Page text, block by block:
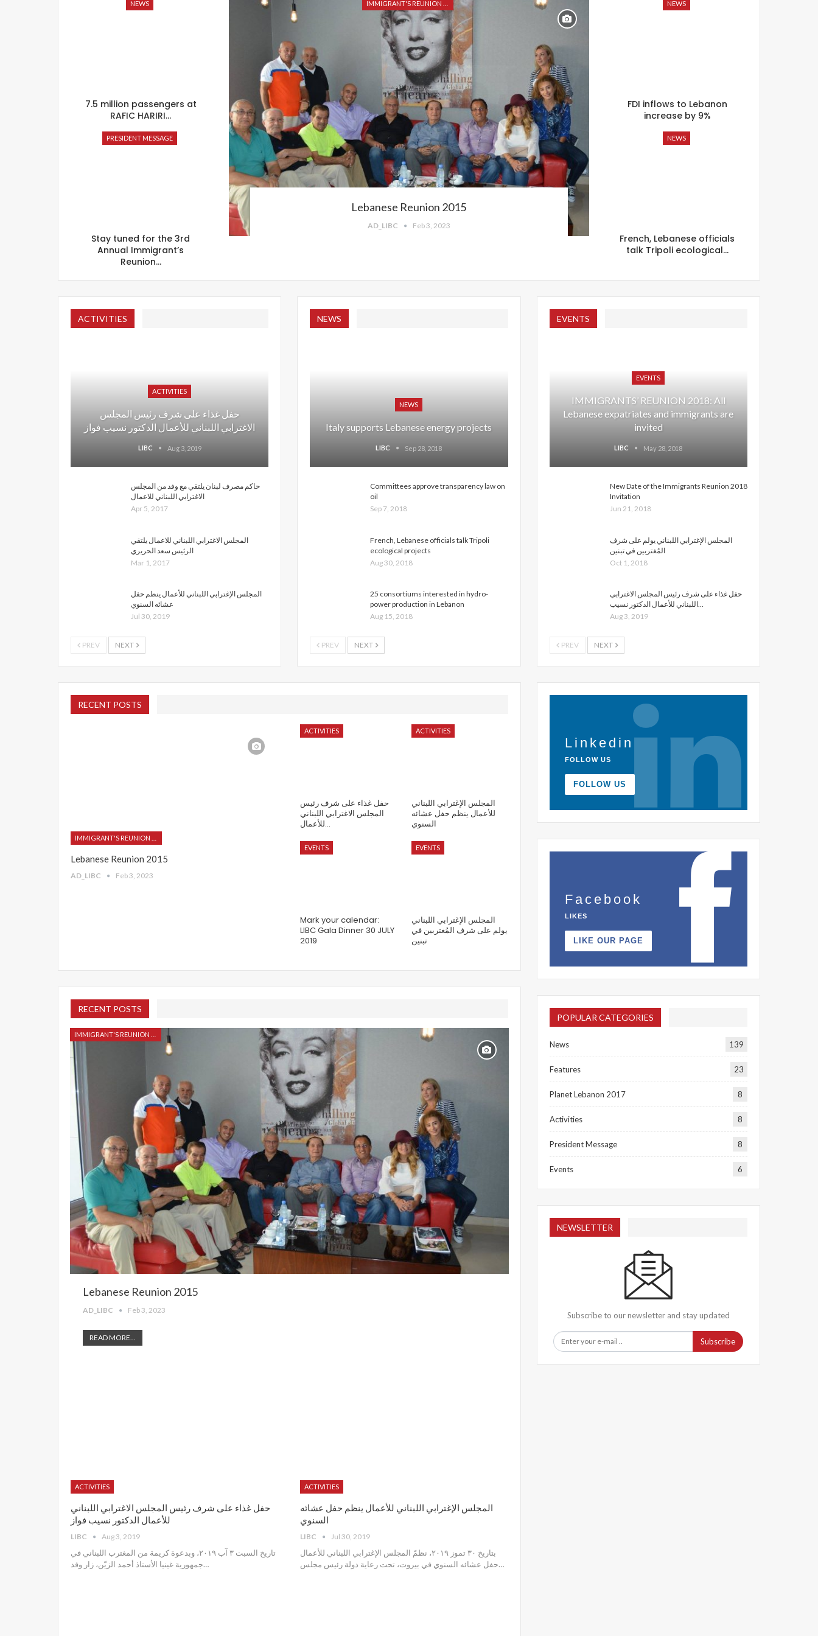
Lebanese Reunion 2015
AD_LIBC Feb 3, 2023
NEWS
7.5 million passengers at
RAFIC HARIRI…
PRESIDENT MESSAGE
Stay tuned for the 3rd
Annual Immigrant’s
Reunion…
NEWS
FDI inflows to Lebanon
increase by 9%
NEWS
French, Lebanese officials
talk Tripoli ecological…
ACTIVITIES
ACTIVITIES
حفل غذاء على شرف رئيس المجلس
الاغترابي اللبناني للأعمال الدكتور نسيب فواز
LIBC Aug 3, 2019
حاكم مصرف لبنان يلتقي مع وفد من المجلس
الاغترابي اللبناني للاعمال
Apr 5, 2017
المجلس الاغترابي اللبناني للاعمال يلتقي
الرئيس سعد الحريري
Mar 1, 2017
المجلس الإغترابي اللبناني للأعمال ينظم حفل
عشائه السنوي
Jul 30, 2019
PREV NEXT
NEWS
NEWS
Italy supports Lebanese energy projects
LIBC Sep 28, 2018
Committees approve transparency law on
oil
Sep 7, 2018
French, Lebanese officials talk Tripoli
ecological projects
Aug 30, 2018
25 consortiums interested in hydro-
power production in Lebanon
Aug 15, 2018
PREV NEXT
EVENTS
EVENTS
IMMIGRANTS’ REUNION 2018: All
Lebanese expatriates and immigrants are
invited
LIBC May 28, 2018
New Date of the Immigrants Reunion 2018
Invitation
Jun 21, 2018
المجلس الإغترابي اللبناني يولم على شرف
المُغتربين في تبنين
Oct 1, 2018
حفل غذاء على شرف رئيس المجلس الاغترابي
اللبناني للأعمال الدكتور نسيب…
Aug 3, 2019
PREV NEXT
RECENT POSTS
Lebanese Reunion 2015
AD_LIBC Feb 3, 2023
ACTIVITIES
حفل غذاء على شرف رئيس
المجلس الاغترابي اللبناني
للأعمال…
ACTIVITIES
المجلس الإغترابي اللبناني
للأعمال ينظم حفل عشائه
السنوي
EVENTS
Mark your calendar:
LIBC Gala Dinner 30 JULY
2019
EVENTS
المجلس الإغترابي اللبناني
يولم على شرف المُغتربين في
تبنين
RECENT POSTS
Lebanese Reunion 2015
AD_LIBC Feb 3, 2023
READ MORE...
ACTIVITIES
حفل غذاء على شرف رئيس المجلس الاغترابي اللبناني
للأعمال الدكتور نسيب فواز
LIBC Aug 3, 2019
تاريخ السبت ٣ آب ٢٠١٩، وبدعوة كريمة من المغترب اللبناني في
جمهورية غينيا الأستاذ أحمد الزيّن، زار وفد…
ACTIVITIES
المجلس الإغترابي اللبناني للأعمال ينظم حفل عشائه
السنوي
LIBC Jul 30, 2019
بتاريخ ٣٠ تموز ٢٠١٩، نظمّ المجلس الإغترابي اللبناني للأعمال
حفل عشائه السنوي في بيروت، تحت رعاية دولة رئيس مجلس…
Linkedin
FOLLOW US
FOLLOW US
Facebook
LIKES
LIKE OUR PAGE
POPULAR CATEGORIES
News 139
Features 23
Planet Lebanon 2017 8
Activities 8
President Message 8
Events 6
NEWSLETTER
Subscribe to our newsletter and stay updated
Subscribe